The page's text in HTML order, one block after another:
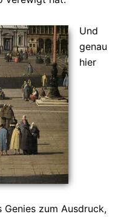
Und
genau
hier
zum Ausdruck,